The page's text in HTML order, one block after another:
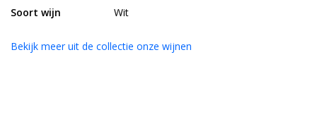
Soort wijn Wit
Bekijk meer uit de collectie onze wijnen